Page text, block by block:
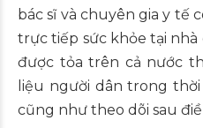
bác sĩ và chuyên gia y tế
trực tiếp sức khỏe tại
được tỏa trên cả nước
liệu người dân trong
cũng như theo dõi sau